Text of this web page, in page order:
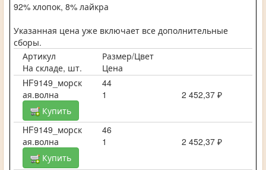
92% хлопок, 8% лайкра
Указанная цена уже включает все дополнительные
сборы.
Артикул
Размер/Цвет
На складе, шт.
Цена
HF9149_морск
ая.волна
44
1
2 452,37 ₽
Купить
HF9149_морск
ая.волна
46
1
2 452,37 ₽
Купить